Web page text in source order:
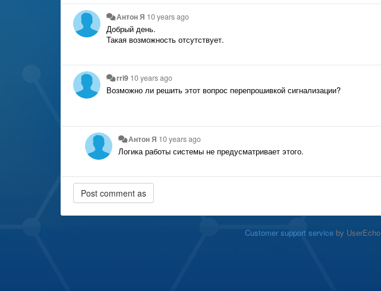
Антон Я 10 years ago
Добрый день.
Такая возможность отсутствует.
rri9 10 years ago
Возможно ли решить этот вопрос перепрошивкой сигнализации?
Антон Я 10 years ago
Логика работы системы не предусматривает этого.
Customer support serviceby UserEcho